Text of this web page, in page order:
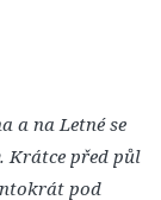
a na Letné se
Krátce před půl
pod